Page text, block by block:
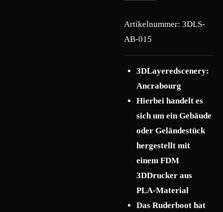
Artikelnummer: 3DLS-
AB-015
3DLayeredscenery:
Ancrabourg
Hierbei handelt es
sich um ein Gebäude
oder Geländestück
hergestellt mit
einem FDM
3DDrucker aus
PLA-Material
Das Ruderboot hat